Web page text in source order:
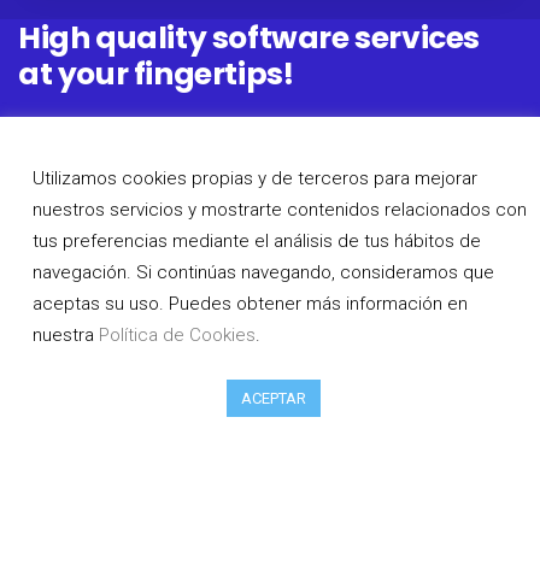
High quality software services
at your fingertips!
Utilizamos cookies propias y de terceros para mejorar
nuestros servicios y mostrarte contenidos relacionados con
tus preferencias mediante el análisis de tus hábitos de
navegación. Si continúas navegando, consideramos que
aceptas su uso. Puedes obtener más información en
nuestra Política de Cookies.
ACEPTAR